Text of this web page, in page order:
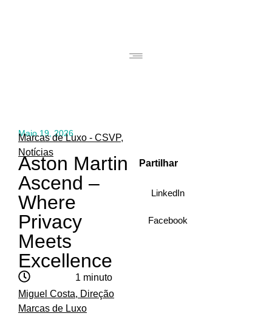
Maio 19, 2026
Marcas de Luxo - CSVP,
Notícias
Aston Martin
Ascend –
Where
Privacy
Meets
Excellence
1 minuto
Miguel Costa, Direção
Marcas de Luxo
Partilhar
LinkedIn
Facebook